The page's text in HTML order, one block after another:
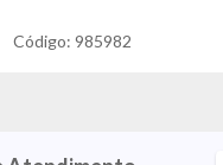
Código: 985982